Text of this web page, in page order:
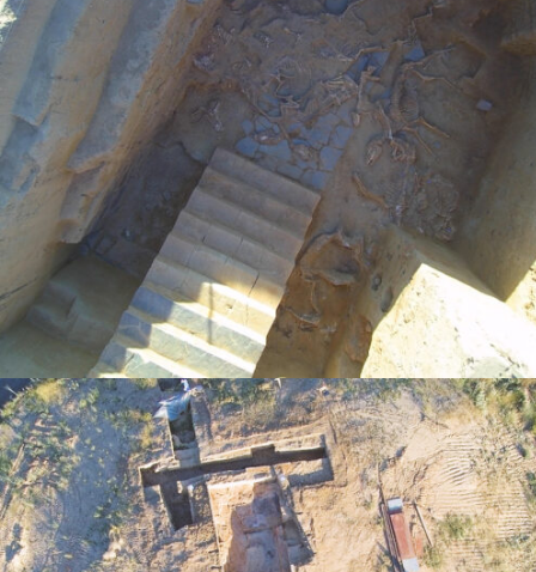
TELEVISIÓN:
Escrito en el aire(serie), dirección y
guion.
168 Horas , dirección.
Tras el mito, dirección.
Un lugar para quedarse, dirección.
Con permiso , dirección.
EmásI, dirección.
La Besana(dirección).